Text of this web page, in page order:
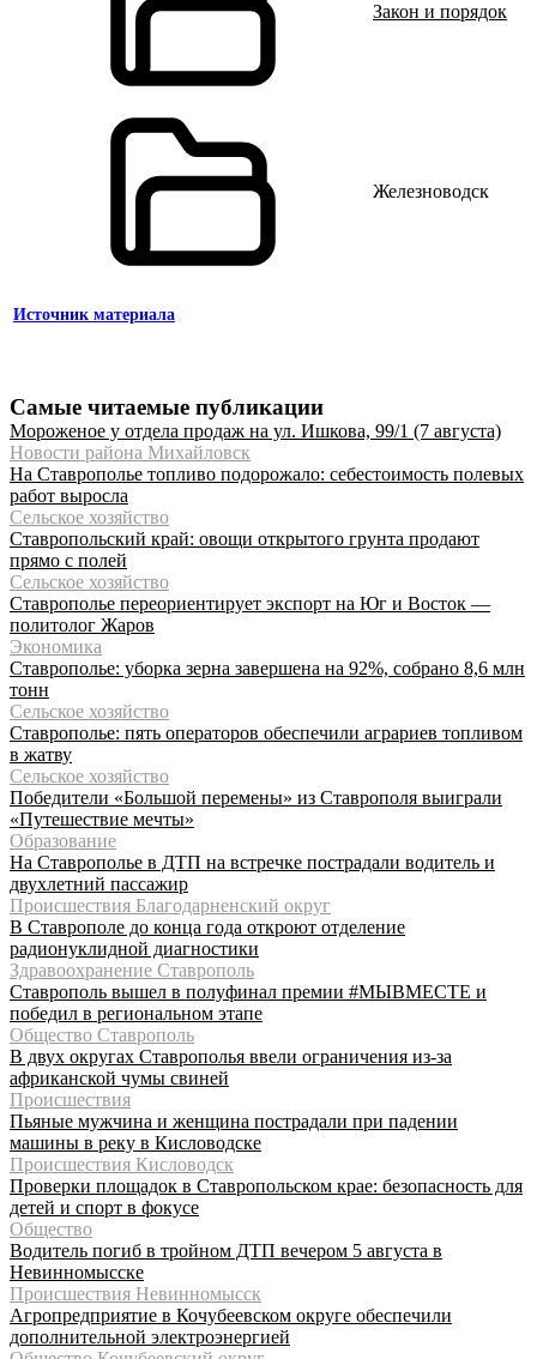
Закон и порядок
Железноводск
Источник материала
Самые читаемые публикации
Мороженое у отдела продаж на ул. Ишкова, 99/1 (7 августа)
Новости района Михайловск
На Ставрополье топливо подорожало: себестоимость полевых
работ выросла
Сельское хозяйство
Ставропольский край: овощи открытого грунта продают
прямо с полей
Сельское хозяйство
Ставрополье переориентирует экспорт на Юг и Восток —
политолог Жаров
Экономика
Ставрополье: уборка зерна завершена на 92%, собрано 8,6 млн
тонн
Сельское хозяйство
Ставрополье: пять операторов обеспечили аграриев топливом
в жатву
Сельское хозяйство
Победители «Большой перемены» из Ставрополя выиграли
«Путешествие мечты»
Образование
На Ставрополье в ДТП на встречке пострадали водитель и
двухлетний пассажир
Происшествия Благодарненский округ
В Ставрополе до конца года откроют отделение
радионуклидной диагностики
Здравоохранение Ставрополь
Ставрополь вышел в полуфинал премии #МЫВМЕСТЕ и
победил в региональном этапе
Общество Ставрополь
В двух округах Ставрополья ввели ограничения из-за
африканской чумы свиней
Происшествия
Пьяные мужчина и женщина пострадали при падении
машины в реку в Кисловодске
Происшествия Кисловодск
Проверки площадок в Ставропольском крае: безопасность для
детей и спорт в фокусе
Общество
Водитель погиб в тройном ДТП вечером 5 августа в
Невинномысске
Происшествия Невинномысск
Агропредприятие в Кочубеевском округе обеспечили
дополнительной электроэнергией